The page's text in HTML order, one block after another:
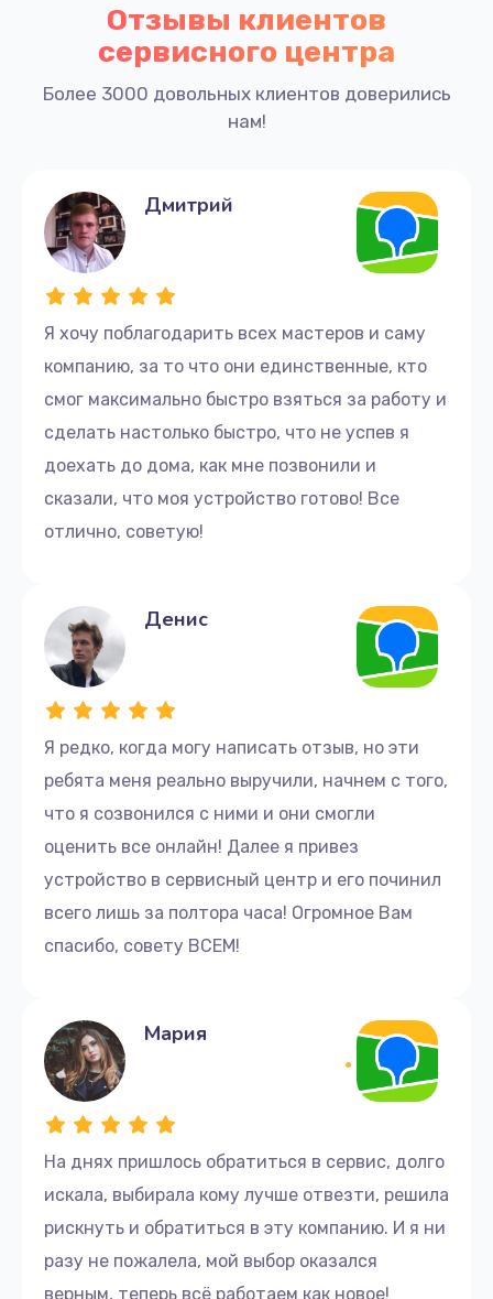
Отзывы клиентов
сервисного центра
Более 3000 довольных клиентов доверились
нам!
Я хочу поблагодарить всех мастеров и саму
компанию, за то что они единственные, кто
смог максимально быстро взяться за работу и
сделать настолько быстро, что не успев я
доехать до дома, как мне позвонили и
сказали, что моя устройство готово! Все
отлично, советую!
Дмитрий
Я редко, когда могу написать отзыв, но эти
ребята меня реально выручили, начнем с того,
что я созвонился с ними и они смогли
оценить все онлайн! Далее я привез
устройство в сервисный центр и его починил
всего лишь за полтора часа! Огромное Вам
спасибо, совету ВСЕМ!
Денис
На днях пришлось обратиться в сервис, долго
искала, выбирала кому лучше отвезти, решила
рискнуть и обратиться в эту компанию. И я ни
разу не пожалела, мой выбор оказался
верным, теперь всё работаем как новое!
Мария